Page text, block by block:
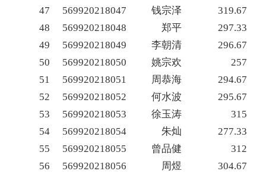
47
569920218047 钱宗泽
319.67
48
569920218048 郑平
297.33
49
569920218049 李朝清
296.67
50
569920218050 姚宗欢
257
51
569920218051 周恭海
294.67
52
569920218052 何水波
295.67
53
569920218053 徐玉涛
315
54
569920218054 朱灿
277.33
55
569920218055 曾品健
312
56
569920218056 周煜
304.67